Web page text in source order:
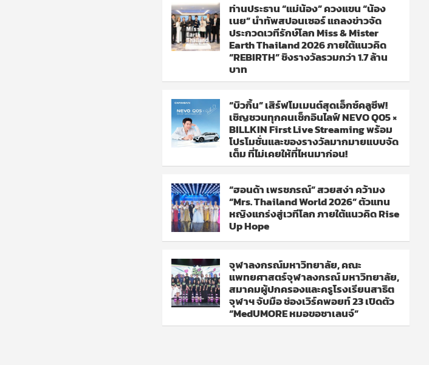
ท่านประธาน “แม่น้อง” ควงแขน “น้อง
เนย” นำทัพสปอนเซอร์ แถลงข่าวจัด
ประกวดเวทีรักษ์โลก Miss & Mister
Earth Thailand 2026 ภายใต้แนวคิด
“REBIRTH” ชิงรางวัลรวมกว่า 1.7 ล้าน
บาท
“บิวกิ้น” เสิร์ฟโมเมนต์สุดเอ็กซ์คลูซีฟ!
เชิญชวนทุกคนเช็กอินไลฟ์ NEVO Q05 ×
BILLKIN First Live Streaming พร้อม
โปรโมชั่นและของรางวัลมากมายแบบจัด
เต็ม ที่ไม่เคยให้ที่ไหนมาก่อน!
“ฮอนด้า เพรชภรณ์” สวยสง่า คว้ามง
“Mrs. Thailand World 2026” ตัวแทน
หญิงแกร่งสู่เวทีโลก ภายใต้แนวคิด Rise
Up Hope
จุฬาลงกรณ์มหาวิทยาลัย, คณะ
แพทยศาสตร์จุฬาลงกรณ์ มหาวิทยาลัย,
สมาคมผู้ปกครองและครูโรงเรียนสาธิต
จุฬาฯ จับมือ ช่องเวิร์คพอยท์ 23 เปิดตัว
“MedUMORE หมอขอชาเลนจ์”